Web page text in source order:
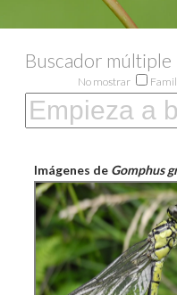
Buscador múltiple
No mostrar
Imágenes de Gomphus